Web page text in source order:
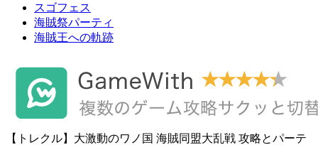
スゴフェス
海賊祭パーティ
海賊王への軌跡
【トレクル】大激動のワノ国 海賊同盟大乱戦 攻略とパーテ